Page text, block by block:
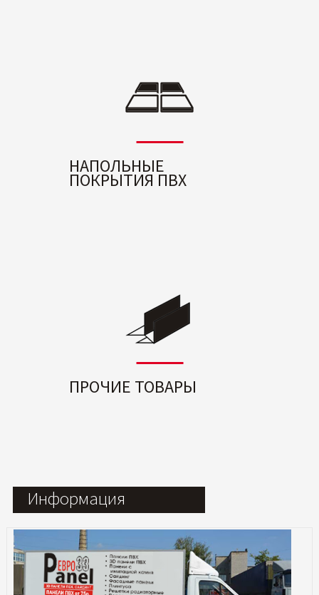
НАПОЛЬНЫЕ
ПОКРЫТИЯ ПВХ
ПРОЧИЕ ТОВАРЫ
Информация